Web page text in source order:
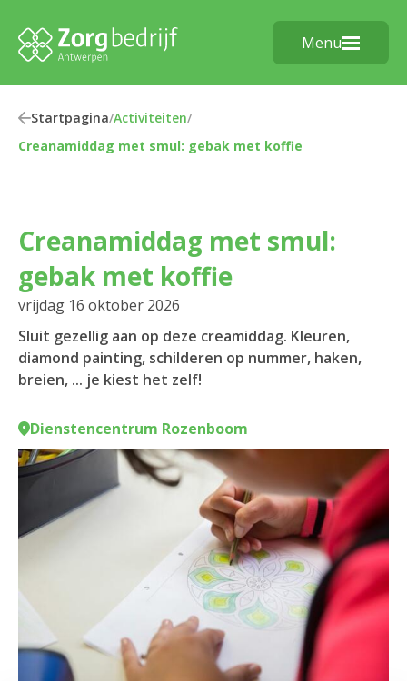
Menu
Startpagina/Activiteiten/
Creanamiddag met smul: gebak met koffie
Creanamiddag met smul:
gebak met koffie
vrijdag 16 oktober 2026
Sluit gezellig aan op deze creamiddag. Kleuren,
diamond painting, schilderen op nummer, haken,
breien, ... je kiest het zelf!
Dienstencentrum Rozenboom